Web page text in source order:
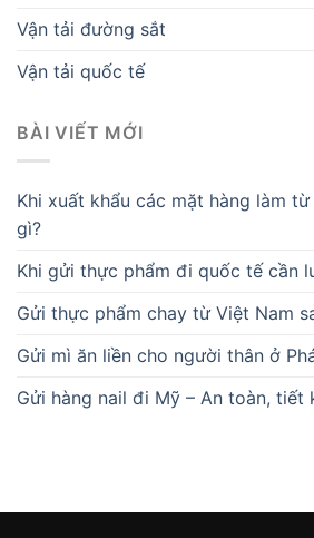
Vận tải đường sắt
Vận tải quốc tế
BÀI VIẾT MỚI
Khi xuất khẩu các mặt hàng làm
gì?
Khi gửi thực phẩm đi quốc tế cần
Gửi thực phẩm chay từ Việt Nam
Gửi mì ăn liền cho người thân ở
Gửi hàng nail đi Mỹ – An toàn, tiết